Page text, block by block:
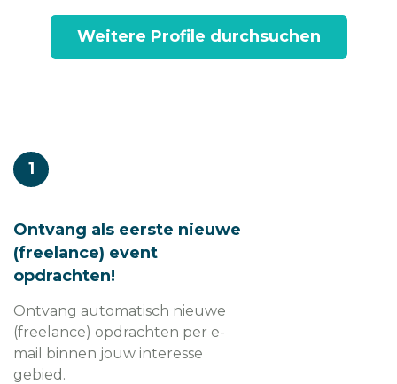
Weitere Profile durchsuchen
1
Ontvang als eerste nieuwe
(freelance) event
opdrachten!
Ontvang automatisch nieuwe
(freelance) opdrachten per e-
mail binnen jouw interesse
gebied.